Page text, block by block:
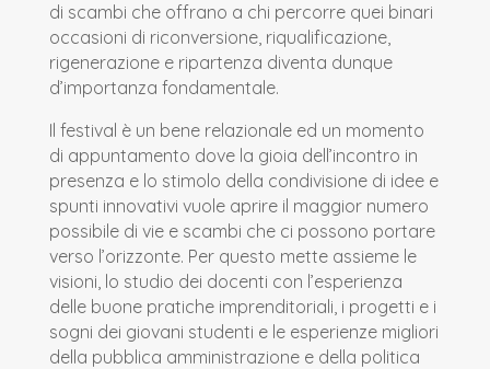
di scambi che offrano a chi percorre quei binari
occasioni di riconversione, riqualificazione,
rigenerazione e ripartenza diventa dunque
d’importanza fondamentale.
Il festival è un bene relazionale ed un momento
di appuntamento dove la gioia dell’incontro in
presenza e lo stimolo della condivisione di idee e
spunti innovativi vuole aprire il maggior numero
possibile di vie e scambi che ci possono portare
verso l’orizzonte. Per questo mette assieme le
visioni, lo studio dei docenti con l’esperienza
delle buone pratiche imprenditoriali, i progetti e i
sogni dei giovani studenti e le esperienze migliori
della pubblica amministrazione e della politica